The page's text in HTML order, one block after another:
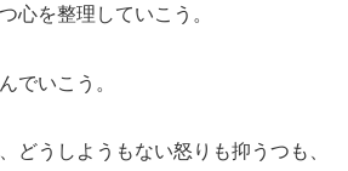
心を整理していこう。
でいこう。
どうしようもない怒りも抑うつも、